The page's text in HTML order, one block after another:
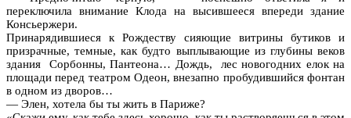
переключила внимание Клода на высившееся впереди здание
Консьержери.
Принарядившиеся к Рождеству сияющие витрины бутиков и
призрачные, темные, как будто выплывающие из глубины веков
здания Сорбонны, Пантеона… Дождь, лес новогодних елок на
площади перед театром Одеон, внезапно пробудившийся фонтан
в одном из дворов…
— Элен, хотела бы ты жить в Париже?